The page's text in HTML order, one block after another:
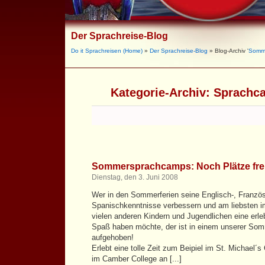
Der Sprachreise-Blog
Do it Sprachreisen (Home) » Der Sprachreise-Blog » Blog-Archiv '
Kategorie-Archiv:
Sommersprachcamps: Noch Plätze
Dienstag, den 3. Juni 2008
Wer in den Sommerferien seine Englisch-,
Spanischkenntnisse verbessern und am liebsten
vielen anderen Kindern und Jugendlichen eine
Spaß haben möchte, der ist in einem unserer
aufgehoben!
Erlebt eine tolle Zeit zum Beipiel im St. Michael´s
im Camber College an [...]